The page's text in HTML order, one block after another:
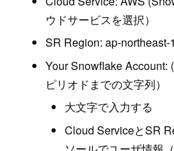
ウドサービスを選択）
SR Region: ap-northeast-
Your Snowflake Account:
ピリオドまでの文字列）
大文字で入力する
Cloud ServiceとSR